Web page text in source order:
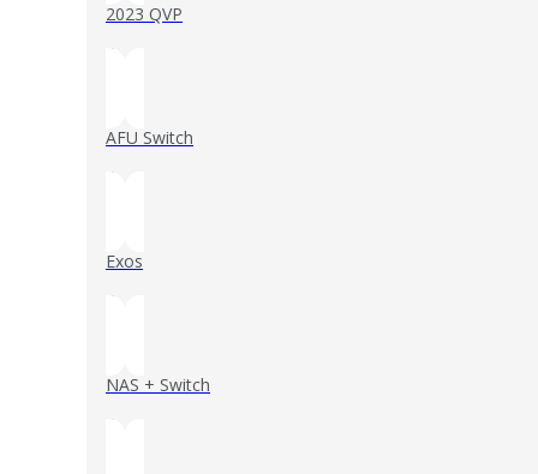
2023 QVP
()
AFU Switch
()
Exos
()
NAS + Switch
()